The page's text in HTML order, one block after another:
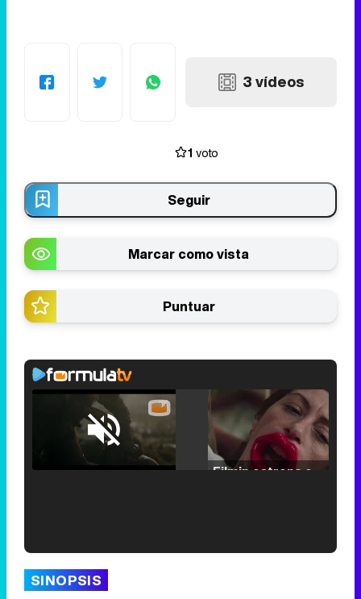
3 vídeos
1 voto
Seguir
Marcar como vista
Puntuar
Unmute /
Loaded
25.30%
SINOPSIS